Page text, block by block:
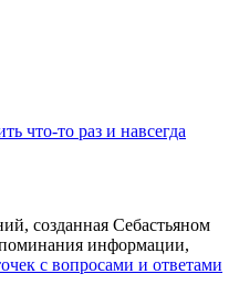
что-то раз и навсегда
созданная Себастьяном
информации,
с вопросами и ответами